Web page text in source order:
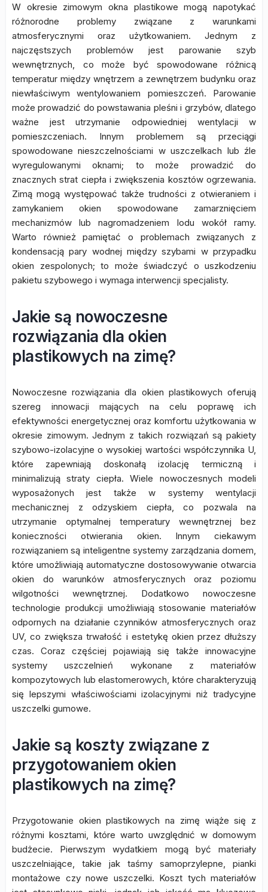
W okresie zimowym okna plastikowe mogą napotykać
różnorodne problemy związane z warunkami
atmosferycznymi oraz użytkowaniem. Jednym z
najczęstszych problemów jest parowanie szyb
wewnętrznych, co może być spowodowane różnicą
temperatur między wnętrzem a zewnętrzem budynku oraz
niewłaściwym wentylowaniem pomieszczeń. Parowanie
może prowadzić do powstawania pleśni i grzybów, dlatego
ważne jest utrzymanie odpowiedniej wentylacji w
pomieszczeniach. Innym problemem są przeciągi
spowodowane nieszczelnościami w uszczelkach lub źle
wyregulowanymi oknami; to może prowadzić do
znacznych strat ciepła i zwiększenia kosztów ogrzewania.
Zimą mogą występować także trudności z otwieraniem i
zamykaniem okien spowodowane zamarznięciem
mechanizmów lub nagromadzeniem lodu wokół ramy.
Warto również pamiętać o problemach związanych z
kondensacją pary wodnej między szybami w przypadku
okien zespolonych; to może świadczyć o uszkodzeniu
pakietu szybowego i wymaga interwencji specjalisty.
Jakie są nowoczesne
rozwiązania dla okien
plastikowych na zimę?
Nowoczesne rozwiązania dla okien plastikowych oferują
szereg innowacji mających na celu poprawę ich
efektywności energetycznej oraz komfortu użytkowania w
okresie zimowym. Jednym z takich rozwiązań są pakiety
szybowo-izolacyjne o wysokiej wartości współczynnika U,
które zapewniają doskonałą izolację termiczną i
minimalizują straty ciepła. Wiele nowoczesnych modeli
wyposażonych jest także w systemy wentylacji
mechanicznej z odzyskiem ciepła, co pozwala na
utrzymanie optymalnej temperatury wewnętrznej bez
konieczności otwierania okien. Innym ciekawym
rozwiązaniem są inteligentne systemy zarządzania domem,
które umożliwiają automatyczne dostosowywanie otwarcia
okien do warunków atmosferycznych oraz poziomu
wilgotności wewnętrznej. Dodatkowo nowoczesne
technologie produkcji umożliwiają stosowanie materiałów
odpornych na działanie czynników atmosferycznych oraz
UV, co zwiększa trwałość i estetykę okien przez dłuższy
czas. Coraz częściej pojawiają się także innowacyjne
systemy uszczelnień wykonane z materiałów
kompozytowych lub elastomerowych, które charakteryzują
się lepszymi właściwościami izolacyjnymi niż tradycyjne
uszczelki gumowe.
Jakie są koszty związane z
przygotowaniem okien
plastikowych na zimę?
Przygotowanie okien plastikowych na zimę wiąże się z
różnymi kosztami, które warto uwzględnić w domowym
budżecie. Pierwszym wydatkiem mogą być materiały
uszczelniające, takie jak taśmy samoprzylepne, pianki
montażowe czy nowe uszczelki. Koszt tych materiałów